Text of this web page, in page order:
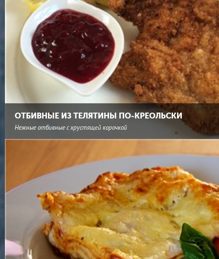
ОТБИВНЫЕ ИЗ ТЕЛЯТИНЫ ПО-КРЕОЛЬСКИ
Нежные отбивные с хрустящей корочкой